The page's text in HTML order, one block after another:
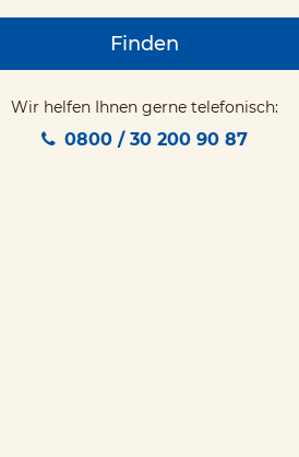
Finden
Wir helfen Ihnen gerne telefonisch:
0800 / 30 200 90 87